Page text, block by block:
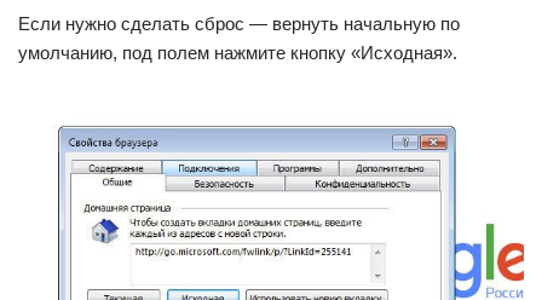
Если нужно сделать сброс — вернуть начальную по
умолчанию, под полем нажмите кнопку «Исходная».